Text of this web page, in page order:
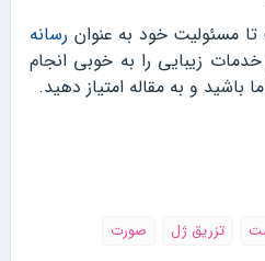
مسئولیت خود به عنوان رسانه
زیبایی را به خوبی انجام
و به مقاله امتیاز دهید.
تزریق ژل صورت